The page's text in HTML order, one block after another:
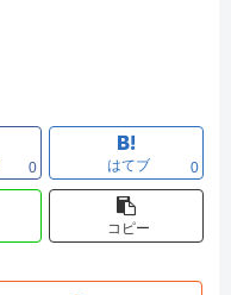
0 はてブ 0
コピー